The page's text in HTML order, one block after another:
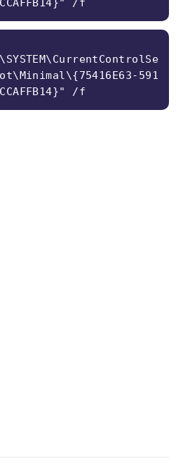
/f
591
/f